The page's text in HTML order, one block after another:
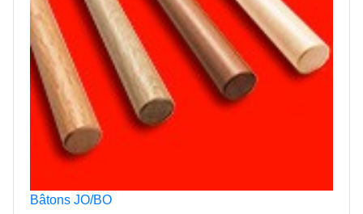
Bâtons JO/BO